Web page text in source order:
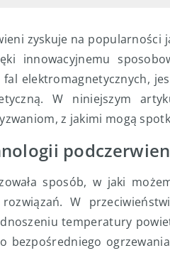
zyskuje na popularności
innowacyjnemu
elektromagnetycznych,
W niniejszym
z jakimi mogą
sposób, w jaki
W
temperatury
bezpośredniego